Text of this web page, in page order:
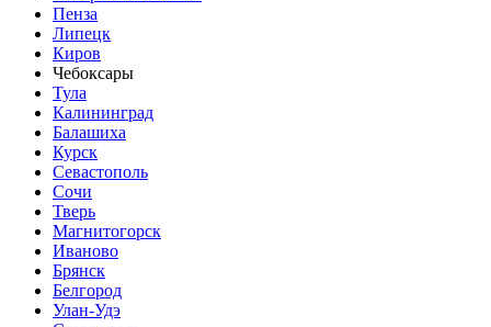
Пенза
Липецк
Киров
Чебоксары
Тула
Калининград
Балашиха
Курск
Севастополь
Сочи
Тверь
Магнитогорск
Иваново
Брянск
Белгород
Улан-Удэ